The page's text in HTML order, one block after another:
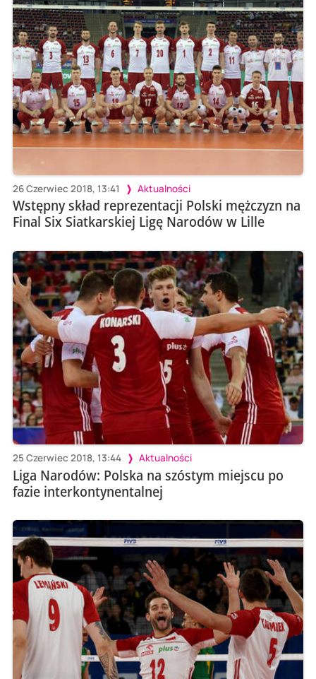
26 Czerwiec 2018, 13:41 Aktualności
Wstępny skład reprezentacji Polski mężczyzn na
Final Six Siatkarskiej Ligę Narodów w Lille
25 Czerwiec 2018, 13:44 Aktualności
Liga Narodów: Polska na szóstym miejscu po
fazie interkontynentalnej